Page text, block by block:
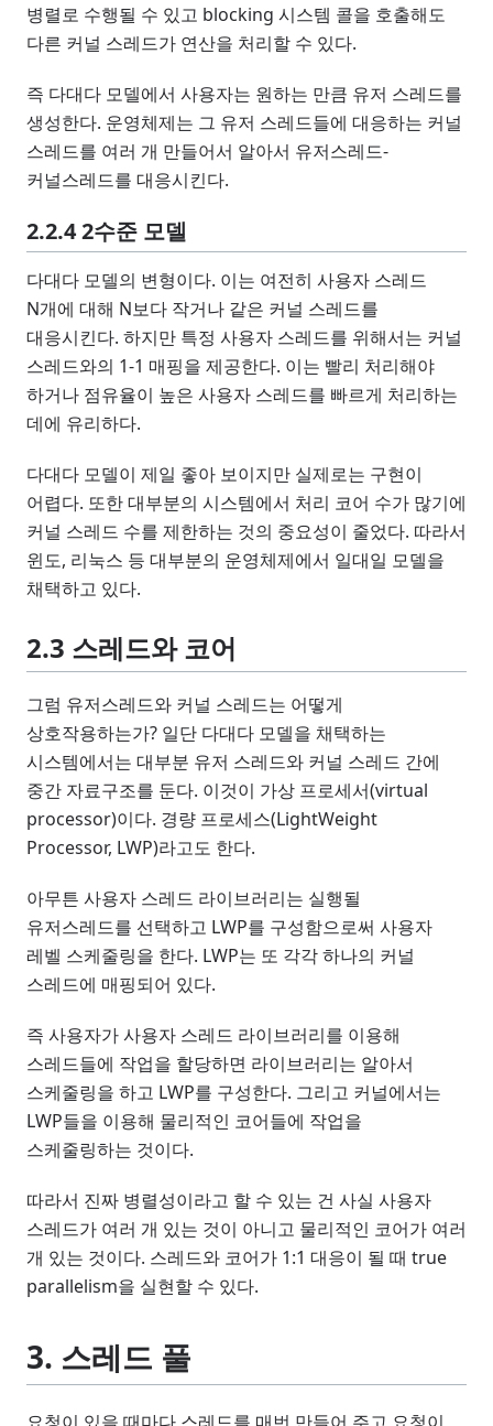
병렬로 수행될 수 있고 blocking 시스템 콜을 호출해도
다른 커널 스레드가 연산을 처리할 수 있다.
즉 다대다 모델에서 사용자는 원하는 만큼 유저 스레드를
생성한다. 운영체제는 그 유저 스레드들에 대응하는 커널
스레드를 여러 개 만들어서 알아서 유저스레드-
커널스레드를 대응시킨다.
2.2.4 2수준 모델
다대다 모델의 변형이다. 이는 여전히 사용자 스레드
N개에 대해 N보다 작거나 같은 커널 스레드를
대응시킨다. 하지만 특정 사용자 스레드를 위해서는 커널
스레드와의 1-1 매핑을 제공한다. 이는 빨리 처리해야
하거나 점유율이 높은 사용자 스레드를 빠르게 처리하는
데에 유리하다.
다대다 모델이 제일 좋아 보이지만 실제로는 구현이
어렵다. 또한 대부분의 시스템에서 처리 코어 수가 많기에
커널 스레드 수를 제한하는 것의 중요성이 줄었다. 따라서
윈도, 리눅스 등 대부분의 운영체제에서 일대일 모델을
채택하고 있다.
2.3 스레드와 코어
그럼 유저스레드와 커널 스레드는 어떻게
상호작용하는가? 일단 다대다 모델을 채택하는
시스템에서는 대부분 유저 스레드와 커널 스레드 간에
중간 자료구조를 둔다. 이것이 가상 프로세서(virtual
processor)이다. 경량 프로세스(LightWeight
Processor, LWP)라고도 한다.
아무튼 사용자 스레드 라이브러리는 실행될
유저스레드를 선택하고 LWP를 구성함으로써 사용자
레벨 스케줄링을 한다. LWP는 또 각각 하나의 커널
스레드에 매핑되어 있다.
즉 사용자가 사용자 스레드 라이브러리를 이용해
스레드들에 작업을 할당하면 라이브러리는 알아서
스케줄링을 하고 LWP를 구성한다. 그리고 커널에서는
LWP들을 이용해 물리적인 코어들에 작업을
스케줄링하는 것이다.
따라서 진짜 병렬성이라고 할 수 있는 건 사실 사용자
스레드가 여러 개 있는 것이 아니고 물리적인 코어가 여러
개 있는 것이다. 스레드와 코어가 1:1 대응이 될 때 true
parallelism을 실현할 수 있다.
3. 스레드 풀